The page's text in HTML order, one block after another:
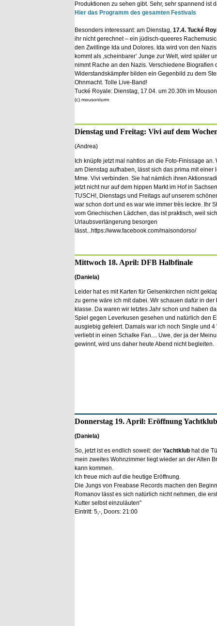
Produktionen zu sehen gibt. Sehr, sehr spannend ist
Hier das Programm des gesamten Festivals
Besonders interessant: am Dienstag, 17.4. Tucké
ihr nicht gerechnet – ein jüdisch-queeres
den Zwillinge Ida und Dolores. Ida wird von den
kommt als ‚scheinbarer‘ Junge zur Welt, wird später
nimmt Rache an den Nazis. Verschiedene Biografien
Widerstandskämpfer bilden ein Gegenbild zu dem
Ohnmacht. Tolle Live-Band!
Tucké Royale: Dienstag, 17.04. um 20.30h im
(c) mousonturm
Dienstag und Freitag: Vivi auf dem
(Andrea)
Ich knüpfe jetzt mal nahtlos an die Foto-Finissage
am Dienstag aufhaben, lässt sich das prima mit einer
Mme. Vivi verbinden. Sie hat nämlich ihren
jetzt nicht nur auf dem hippen Markt im Hof in
TUSCH!, Dienstags und Freitags auf unserem
war schon dort und es war wie immer très leckre. Ihr
vom Griechischen Lädchen, das ist praktisch, weil
Urlaubsverlängerung besorgen
lässt...https://www.facebook.com/maisondorso/
Mittwoch 18. April: DFB Halbfinale
(Daniela)
Leider hat es mit Karten für Gelsenkirchen nicht
zu gerne wäre ich mit dabei. Wir schauen dafür in der
klasse. Da waren wir letztes Jahr schon und haben
Spiel gegen Leverkusen gesehen und natürlich den
ausgiebig gefeiert. Damals war ich noch Single und 4
verliebt in einen Schalke Fan.... Uwe, der ja der
gewinnt, wird uns daher heute Abend nicht begleiten.
Donnerstag 19. April: Eröffnung Yachtklub
(Daniela)
So, jetzt ist es endlich soweit: der Yachtklubhat die
mein zweites Wohnzimmer liegt wieder an der Alten
kann kommen.
Ich freue mich auf die heutige Eröffnung.
Die Jungs von Freabase Records machen den
Romanov lässt es sich natürlich nicht nehmen, die
Kutter selbst einzuläuten"
Eintritt: 5,-, Doors: 21:00